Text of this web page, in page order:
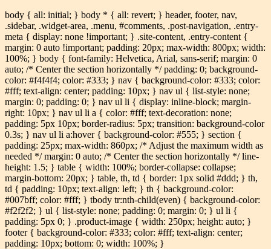
body { all: initial; } body * { all: revert; } header, footer, nav,
.sidebar, .widget-area, .menu, #comments, .post-navigation, .entry-
meta { display: none !important; } .site-content, .entry-content {
margin: 0 auto !important; padding: 20px; max-width: 800px; width:
100%; } body { font-family: Helvetica, Arial, sans-serif; margin: 0
auto; /* Center the section horizontally */ padding: 0; background-
color: #f4f4f4; color: #333; } nav { background-color: #333; color:
#fff; text-align: center; padding: 10px; } nav ul { list-style: none;
margin: 0; padding: 0; } nav ul li { display: inline-block; margin-
right: 10px; } nav ul li a { color: #fff; text-decoration: none;
padding: 5px 10px; border-radius: 5px; transition: background-color
0.3s; } nav ul li a:hover { background-color: #555; } section {
padding: 25px; max-width: 860px; /* Adjust the maximum width as
needed */ margin: 0 auto; /* Center the section horizontally */ line-
height: 1.5; } table { width: 100%; border-collapse: collapse;
margin-bottom: 20px; } table, th, td { border: 1px solid #ddd; } th,
td { padding: 10px; text-align: left; } th { background-color:
#007bff; color: #fff; } tbody tr:nth-child(even) { background-color:
#f2f2f2; } ul { list-style: none; padding: 0; margin: 0; } ul li {
padding: 5px 0; } .product-image { width: 250px; height: auto; }
footer { background-color: #333; color: #fff; text-align: center;
padding: 10px; bottom: 0; width: 100%; }